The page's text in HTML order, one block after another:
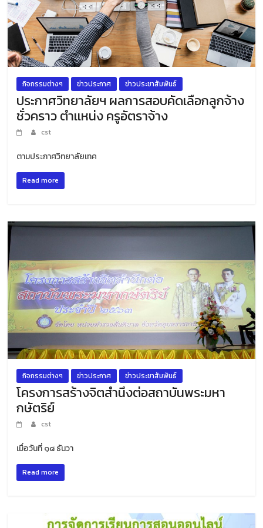
กิจกรรมต่างๆ ข่าวประกาศ ข่าวประชาสัมพันธ์
ประกาศวิทยาลัยฯ ผลการสอบคัดเลือกลูกจ้าง
ชั่วคราว ตำเเหน่ง ครูอัตราจ้าง
cst
ตามประกาศวิทยาลัยเทค
Read more
กิจกรรมต่างๆ ข่าวประกาศ ข่าวประชาสัมพันธ์
โครงการสร้างจิตสำนึงต่อสถาบันพระมหา
กษัตริย์
cst
เมื่อวันที่ ๑๘ ธันวา
Read more